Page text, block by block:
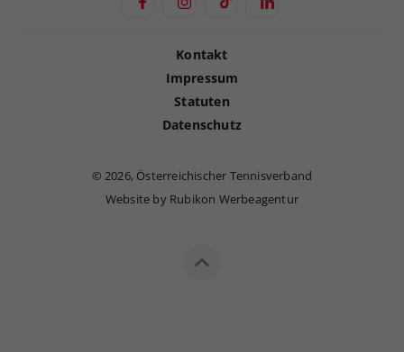
Kontakt
Impressum
Statuten
Datenschutz
©2026, Österreichischer Tennisverband
Website by Rubikon Werbeagentur